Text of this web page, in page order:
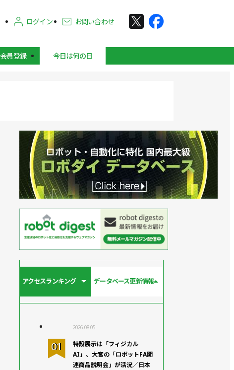
ログイン お問い合わせ
会員登録 今日は何の日
アクセスランキング データベース更新情報
2026.08.05
特設展示は「フィジカル
AI」、大宮の「ロボットFA関
連商品説明会」が活況／日本